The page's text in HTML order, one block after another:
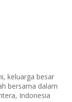
keluarga besar
bersama dalam
Indonesia